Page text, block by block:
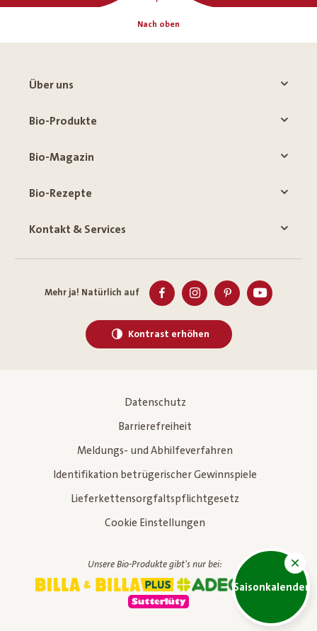
Saisonkalender
Nach oben
Über uns
Bio-Produkte
Bio-Magazin
Bio-Rezepte
Kontakt & Services
Mehr ja! Natürlich auf
Kontrast erhöhen
Datenschutz
Barrierefreiheit
Meldungs- und Abhilfeverfahren
Identifikation betrügerischer Gewinnspiele
Lieferkettensorgfaltspflichtgesetz
Cookie Einstellungen
Unsere Bio-Produkte gibt's nur bei: